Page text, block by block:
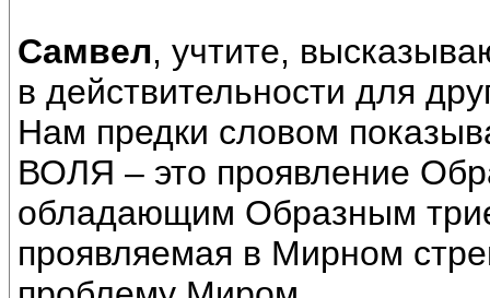
Самвел, учтите,
в действительности для
Нам предки словом
ВОЛЯ – это проявление
обладающим Образным
проявляемая в Мирном